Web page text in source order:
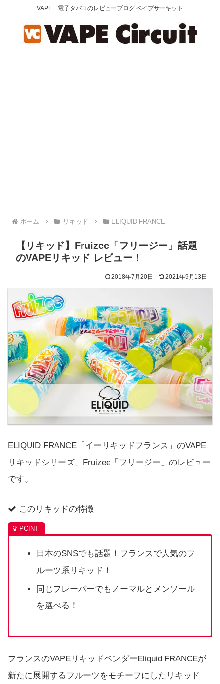
VAPE・電子タバコのレビューブログ ベイプサーキット
ホーム リキッド ELIQUID FRANCE
【リキッド】Fruizee「フリージー」話題
のVAPEリキッド レビュー！
2018年7月20日 2021年9月13日
ELIQUID FRANCE「イーリキッドフランス」のVAPE
リキッドシリーズ、Fruizee「フリージー」のレビュー
です。
このリキッドの特徴
日本のSNSでも話題！フランスで人気のフ
ルーツ系リキッド！
同じフレーバーでもノーマルとメンソール
を選べる！
フランスのVAPEリキッドベンダーEliquid FRANCEが
新たに展開するフルーツをモチーフにしたリキッド